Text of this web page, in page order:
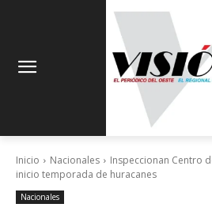
Inicio Nacionales
Inspeccionan Centro
inicio temporada de huracanes
Nacionales